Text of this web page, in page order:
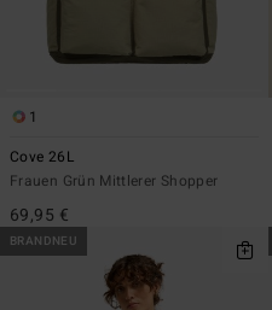
1
Cove 26L
Frauen Grün Mittlerer Shopper
69,95 €
BRANDNEU